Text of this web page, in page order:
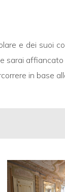
e dei suoi
sarai
in base